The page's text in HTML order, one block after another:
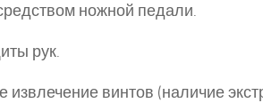
ножной педали.
рук.
извлечение винтов (наличие